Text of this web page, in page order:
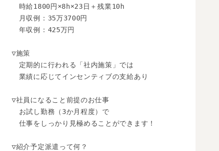
時給1800円×8h×23日＋残業10h
月収例：35万3700円
年収例：425万円
▽施策
定期的に行われる「社内施策」では
業績に応じてインセンティブの支給あり
▽社員になること前提のお仕事
お試し勤務（3か月程度）で
仕事をしっかり見極めることができます！
▽紹介予定派遣って何？